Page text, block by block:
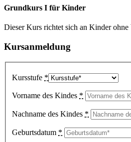
Grundkurs I für Kinder
Dieser Kurs richtet sich an Kinder ohne
Kursanmeldung
Kursstufe *
Vorname des Kindes *
Nachname des Kindes *
Geburtsdatum *